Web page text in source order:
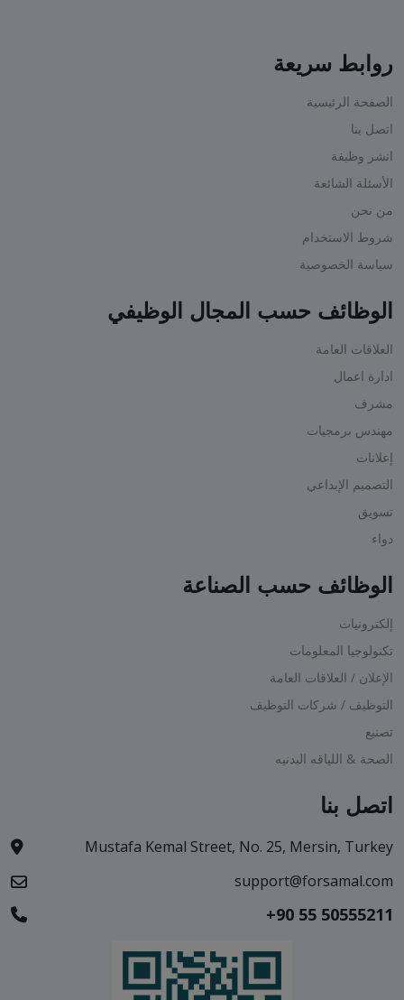
روابط سريعة
الصفحة الرئيسية
اتصل بنا
انشر وظيفة
الأسئلة الشائعة
من نحن
شروط الاستخدام
سياسة الخصوصية
الوظائف حسب المجال الوظيفي
العلاقات العامة
ادارة اعمال
مشرف
مهندس برمجيات
إعلانات
التصميم الإبداعي
تسويق
دواء
الوظائف حسب الصناعة
إلكترونيات
تكنولوجيا المعلومات
الإعلان / العلاقات العامة
التوظيف / شركات التوظيف
تصنيع
الصحة & اللياقه البدنيه
اتصل بنا
Mustafa Kemal Street, No. 25, Mersin, Turkey
support@forsamal.com
+90 55 50555211